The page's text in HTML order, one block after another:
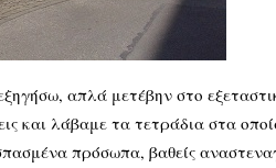
απλά μετέβην στο
και λάβαμε τα τετράδια στα
πρόσωπα, βαθείς